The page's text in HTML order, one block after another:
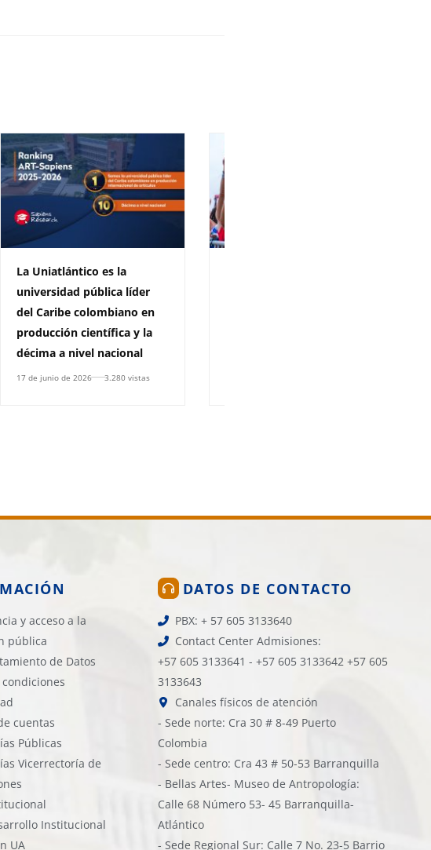
La Uniatlántico es la
universidad pública líder
del Caribe colombiano en
producción científica y la
décima a nivel nacional
17 de junio de 2026 3.280 vistas
y acceso a la
pública
de Datos
cuentas
Públicas
Vicerrectoría de
Institucional
UA
DATOS DE CONTACTO
PBX: + 57 605 3133640
Contact Center Admisiones:
+57 605 3133641 - +57 605 3133642 +57 605
3133643
Canales físicos de atención
- Sede norte: Cra 30 # 8-49 Puerto
Colombia
- Sede centro: Cra 43 # 50-53 Barranquilla
- Bellas Artes- Museo de Antropología:
Calle 68 Número 53- 45 Barranquilla-
Atlántico
- Sede Regional Sur: Calle 7 No. 23-5 Barrio